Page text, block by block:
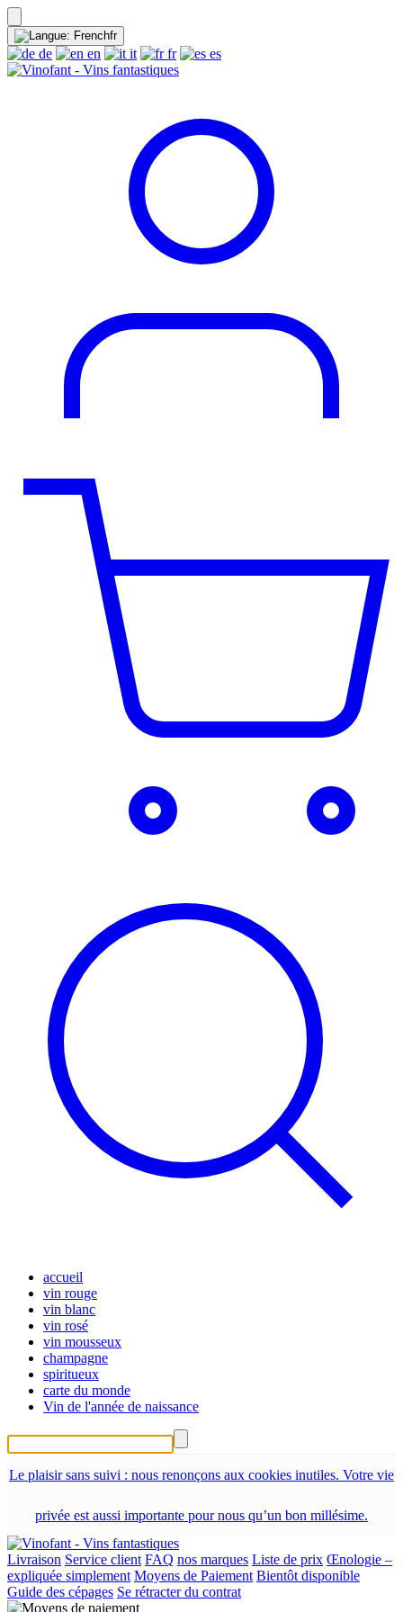
fr
de en it fr es
accueil
vin rouge
vin blanc
vin rosé
vin mousseux
champagne
spiritueux
carte du monde
Vin de l'année de naissance
Le plaisir sans suivi : nous renonçons aux cookies inutiles. Votre vie
privée est aussi importante pour nous qu’un bon millésime.
Livraison Service client FAQ nos marques Liste de prix Œnologie –
expliquée simplement Moyens de Paiement Bientôt disponible
Guide des cépages Se rétracter du contrat